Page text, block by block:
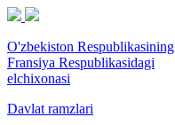
O'zbekiston Respublikasining
Fransiya Respublikasidagi
elchixonasi
Davlat ramzlari